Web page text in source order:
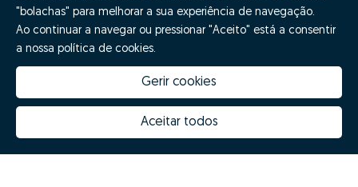
"bolachas" para melhorar a sua experiência de navegação.
Ao continuar a navegar ou pressionar "Aceito" está a consentir
a nossa política de cookies.
Gerir cookies
Aceitar todos